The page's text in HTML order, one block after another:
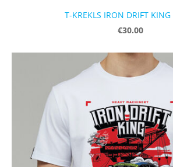
T-KREKLS IRON DRIFT
€30.00